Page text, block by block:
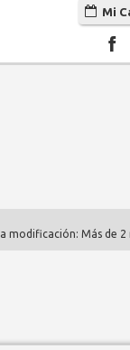
Mi
modificación: Más de 2